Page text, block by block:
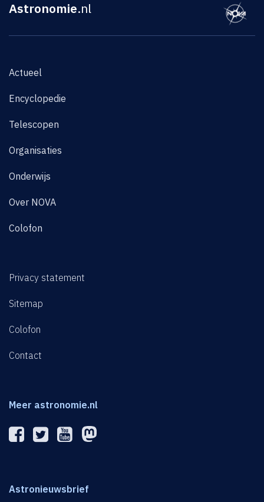
Astronomie.nl
Actueel
Encyclopedie
Telescopen
Organisaties
Onderwijs
Over NOVA
Colofon
Privacy statement
Sitemap
Colofon
Contact
Meer astronomie.nl
Astronieuwsbrief